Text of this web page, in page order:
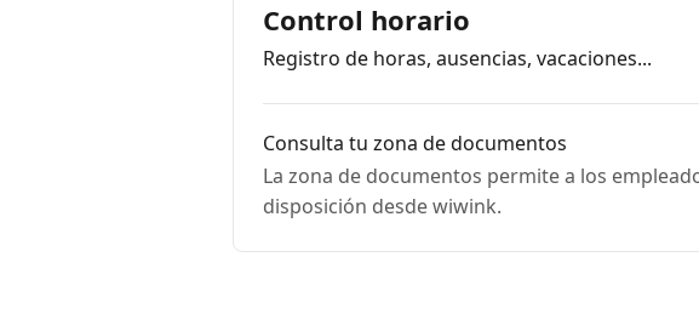
Control horario
Registro de horas, ausencias, vacaciones...
Consulta tu zona de documentos
La zona de documentos permite a los
disposición desde wiwink.